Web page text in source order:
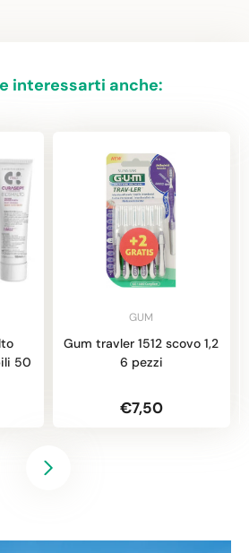
interessarti anche:
50
GUM
Gum travler 1512 scovo 1,2
6 pezzi
€7,50